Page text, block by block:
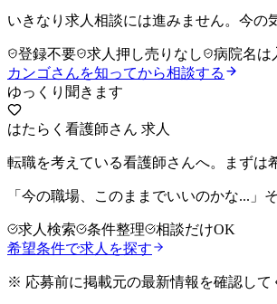
いきなり求人相談には進みません。今
登録不要 求人押し売りなし
病院名は
カンゴさんを知ってから相談する
ゆっくり聞きます
はたらく看護師さん 求人
転職を考えている看護師さんへ。まずは
「今の職場、このままでいいのかな...
求人検索 条件整理
相談だけOK
希望条件で求人を探す
※ 応募前に掲載元の最新情報を確認して